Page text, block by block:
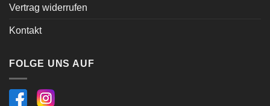
Vertrag widerrufen
Kontakt
FOLGE UNS AUF